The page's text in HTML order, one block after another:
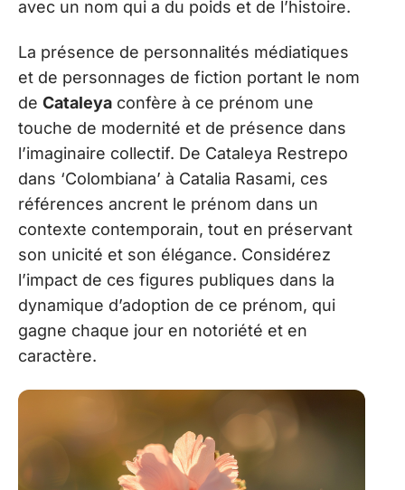
avec un nom qui a du poids et de l’histoire.
La présence de personnalités médiatiques
et de personnages de fiction portant le nom
de Cataleya confère à ce prénom une
touche de modernité et de présence dans
l’imaginaire collectif. De Cataleya Restrepo
dans ‘Colombiana’ à Catalia Rasami, ces
références ancrent le prénom dans un
contexte contemporain, tout en préservant
son unicité et son élégance. Considérez
l’impact de ces figures publiques dans la
dynamique d’adoption de ce prénom, qui
gagne chaque jour en notoriété et en
caractère.